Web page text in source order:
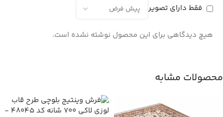
فقط دارای تصویر
هیچ دیدگاهی برای این محصول نوشته نشده است.
محصولات مشابه